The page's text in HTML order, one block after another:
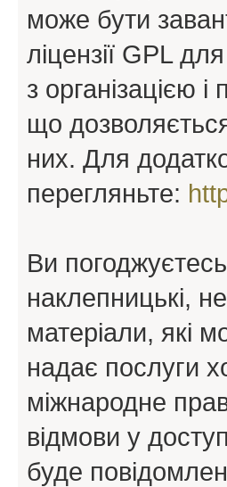
може бути
ліцензії GPL
з організацією
що
них. Для
перегляньте:
Ви
наклепницькі,
матеріали, які
надає послуги
міжнародне
відмови у
буде